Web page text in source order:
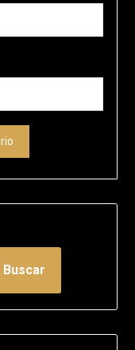
Buscar